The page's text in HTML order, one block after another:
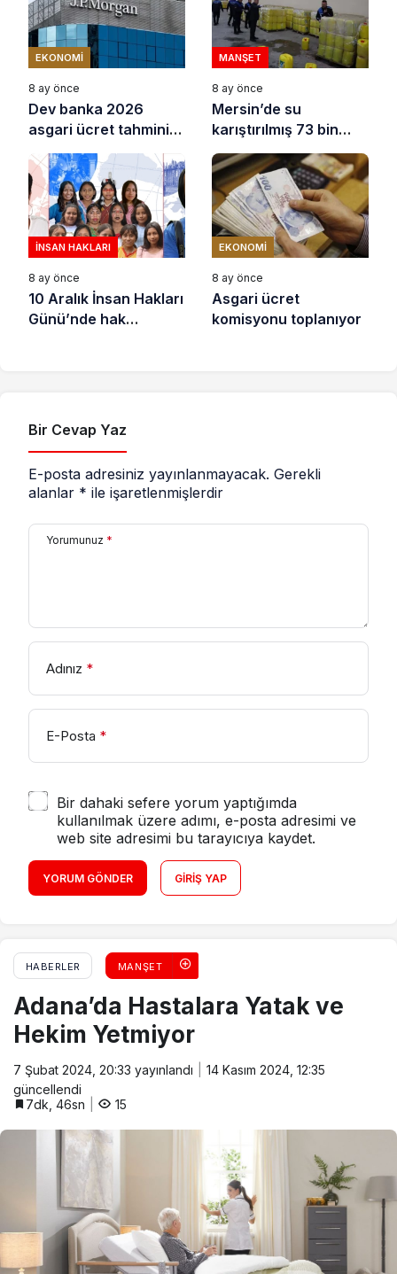
EKONOMI
8 ay önce
Dev banka 2026
asgari ücret tahminini
açıkladı
MANŞET
8 ay önce
Mersin’de su
karıştırılmış 73 bin
litre sıvı yağ ele
geçirildi
İNSAN HAKLARI
8 ay önce
10 Aralık İnsan Hakları
Günü’nde hak
EKONOMI
8 ay önce
Asgari ücret
komisyonu toplanıyor
Bir Cevap Yaz
E-posta adresiniz yayınlanmayacak. Gerekli
alanlar * ile işaretlenmişlerdir
Yorumunuz *
Adınız *
E-Posta *
Bir dahaki sefere yorum yaptığımda
kullanılmak üzere adımı, e-posta adresimi ve
web site adresimi bu tarayıcıya kaydet.
YORUM GÖNDER GIRIŞ YAP
HABERLER MANŞET
Adana’da Hastalara Yatak ve
Hekim Yetmiyor
7 Şubat 2024, 20:33 yayınlandı
14 Kasım 2024, 12:35
güncellendi
7dk, 46sn
15